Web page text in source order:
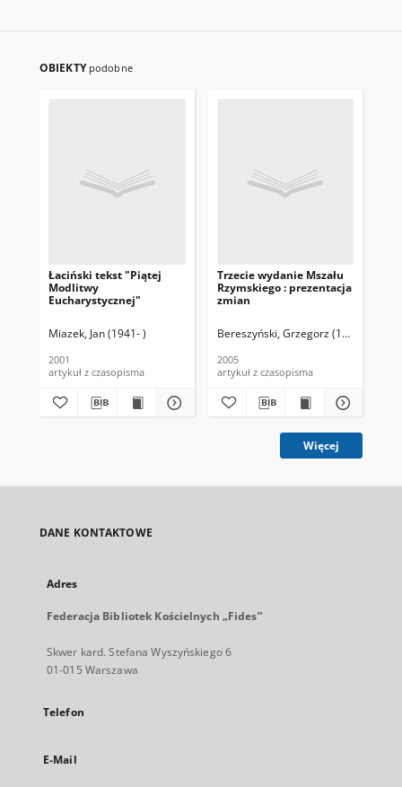
OBIEKTY podobne
Łaciński tekst "Piątej
Modlitwy
Eucharystycznej"
Miazek, Jan (1941- )
2001
artykuł z czasopisma
Trzecie wydanie Mszału
Rzymskiego : prezentacja
zmian
Bereszyński, Grzegorz (1964-)
2005
artykuł z czasopisma
Więcej
DANE KONTAKTOWE
Adres
Federacja Bibliotek Kościelnych „Fides”
Skwer kard. Stefana Wyszyńskiego 6
01-015 Warszawa
Telefon
E-Mail